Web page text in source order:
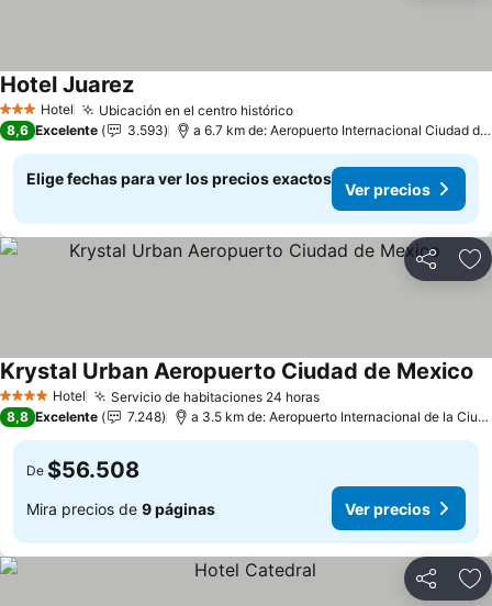
3 Estrellas
Hotel Ubicación en el centro históricoVer precios
Hotel JuarezVer precios
8,6 Excelente 3.593 a 6.7 km de: Aeropuerto Internacional Ciudad
Elige fechas para ver los precios exactos
Ver precios
Compartir
4 EstrellasHotel Servicio de habitaciones 24 horasVer precios
Krystal Urban Aeropuerto Ciudad de Mexico
8,8 Excelente 7.248 a 3.5 km de: Aeropuerto Internacional de la
De $56.508
Mira precios de 9 páginas Ver precios
Compartir